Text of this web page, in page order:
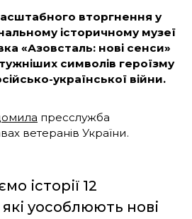
вторгнення у
історичному музеї
«Азовсталь: нові сенси»
символів героїзму
української війни.
пресслужба
ветеранів України.
історії 12
які уособлюють нові